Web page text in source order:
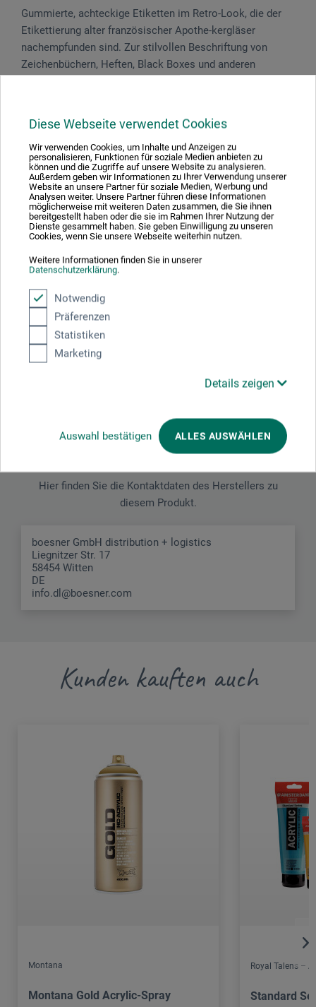
Diese Webseite verwendet Cookies
Wir verwenden Cookies, um Inhalte und Anzeigen zu
personalisieren, Funktionen für soziale Medien anbieten zu
können und die Zugriffe auf unsere Website zu analysieren.
Außerdem geben wir Informationen zu Ihrer Verwendung unserer
Website an unsere Partner für soziale Medien, Werbung und
Analysen weiter. Unsere Partner führen diese Informationen
möglicherweise mit weiteren Daten zusammen, die Sie ihnen
bereitgestellt haben oder die sie im Rahmen Ihrer Nutzung der
Dienste gesammelt haben. Sie geben Einwilligung zu unseren
Cookies, wenn Sie unsere Webseite weiterhin nutzen.
Weitere Informationen finden Sie in unserer
Datenschutzerklärung.
Notwendig
Präferenzen
Statistiken
Marketing
Details zeigen
Auswahl bestätigen ALLES AUSWÄHLEN
Gummierte, achteckige Etiketten im Retro-Look, die der
Etikettierung alter französischer Apothe-kergläser
nachempfunden sind. Zur stilvollen Beschriftung von
Zeichen­büchern, Heften, Black Boxes und anderen
der Etiketten ist mit einem schwarzen, doppelten
Schmuckrand gerahmt. Das Set in der schwarzen Falt­
schachtel beinhaltet 160 Etiketten (80 Stück à 7 x 4,5 cm,
80 Stück à 9 x 7 cm).
Produktbewertungen (0)
Schreiben Sie die erste Bewertung zu diesem Produkt
Hersteller-Kontakt
Hier finden Sie die Kontaktdaten des Herstellers zu
diesem Produkt.
boesner GmbH distribution + logistics
Liegnitzer Str. 17
58454 Witten
DE
info.dl@boesner.com
Kunden kauften auch
Montana
Montana Gold Acrylic-Spray
Royal Talens –
Standard